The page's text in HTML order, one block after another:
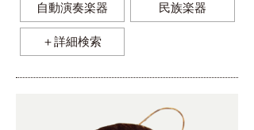
自動演奏楽器 民族楽器
＋詳細検索